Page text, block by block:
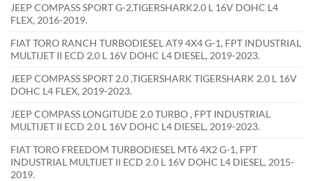
JEEP COMPASS SPORT G-2,TIGERSHARK2.0 L 16V DOHC L4
FLEX, 2016-2019.
FIAT TORO RANCH TURBODIESEL AT9 4X4 G-1, FPT INDUSTRIAL
MULTIJET II ECD 2.0 L 16V DOHC L4 DIESEL, 2019-2023.
JEEP COMPASS SPORT 2.0 ,TIGERSHARK TIGERSHARK 2.0 L 16V
DOHC L4 FLEX, 2019-2023.
JEEP COMPASS LONGITUDE 2.0 TURBO , FPT INDUSTRIAL
MULTIJET II ECD 2.0 L 16V DOHC L4 DIESEL, 2019-2023.
FIAT TORO FREEDOM TURBODIESEL MT6 4X2 G-1, FPT
INDUSTRIAL MULTIJET II ECD 2.0 L 16V DOHC L4 DIESEL, 2015-
2019.